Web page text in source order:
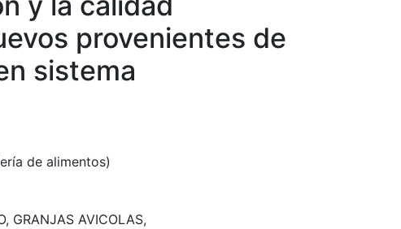
provenientes de
sistema
de alimentos)
, GRANJAS AVICOLAS,